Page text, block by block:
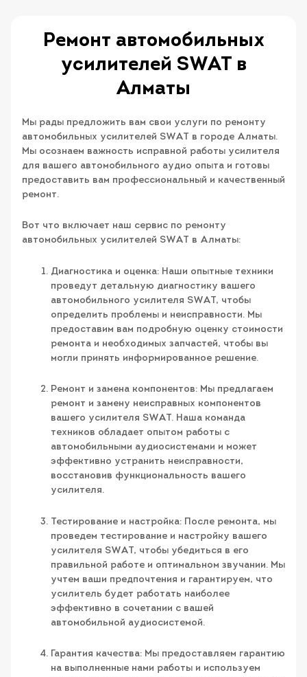
Ремонт автомобильных
усилителей SWAT в
Алматы
Мы рады предложить вам свои услуги по ремонту
автомобильных усилителей SWAT в городе Алматы.
Мы осознаем важность исправной работы усилителя
для вашего автомобильного аудио опыта и готовы
предоставить вам профессиональный и качественный
ремонт.
Вот что включает наш сервис по ремонту
автомобильных усилителей SWAT в Алматы:
Диагностика и оценка: Наши опытные техники
проведут детальную диагностику вашего
автомобильного усилителя SWAT, чтобы
определить проблемы и неисправности. Мы
предоставим вам подробную оценку стоимости
ремонта и необходимых запчастей, чтобы вы
могли принять информированное решение.
Ремонт и замена компонентов: Мы предлагаем
ремонт и замену неисправных компонентов
вашего усилителя SWAT. Наша команда
техников обладает опытом работы с
автомобильными аудиосистемами и может
эффективно устранить неисправности,
восстановив функциональность вашего
усилителя.
Тестирование и настройка: После ремонта, мы
проведем тестирование и настройку вашего
усилителя SWAT, чтобы убедиться в его
правильной работе и оптимальном звучании. Мы
учтем ваши предпочтения и гарантируем, что
усилитель будет работать наиболее
эффективно в сочетании с вашей
автомобильной аудиосистемой.
Гарантия качества: Мы предоставляем гарантию
на выполненные нами работы и используем